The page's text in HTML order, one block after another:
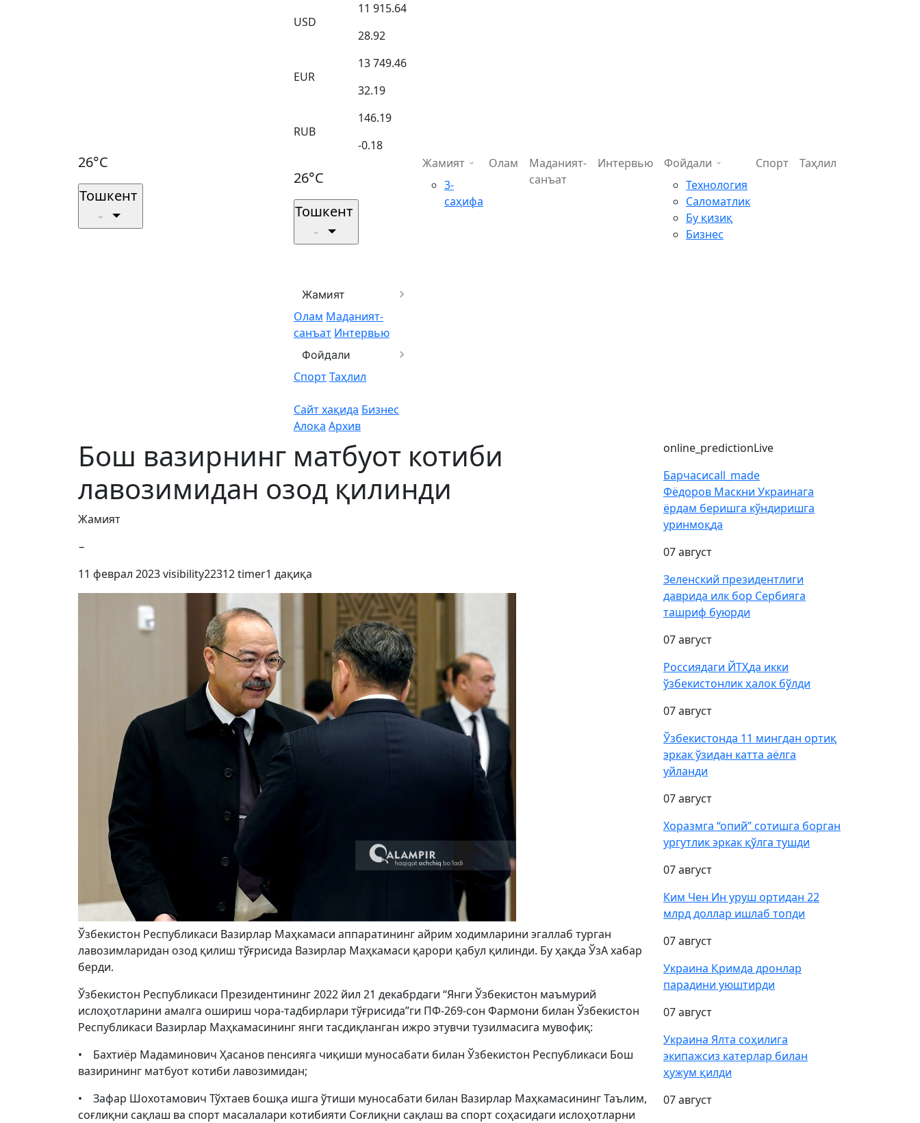
26°C
Тошкент
USD
11 915.64
28.92
EUR
13 749.46
32.19
RUB
146.19
-0.18
26°C
Тошкент
Жамият
Олам Маданият-
санъат Интервью
Фойдали
СпортТаҳлил
Сайт хақида Бизнес
Алоқа Архив
Жамият
3-
саҳифа
Олам
Маданият-
санъат
Интервью
Фойдали
Технология
Саломатлик
Бу қизиқ
Бизнес
Спорт Таҳлил
Бош вазирнинг матбуот котиби
лавозимидан озод қилинди
Жамият
−
11 феврал 2023visibility22312timer1 дақиқа
Ўзбекистон Республикаси Вазирлар Маҳкамаси аппаратининг айрим ходимларини эгаллаб турган
лавозимларидан озод қилиш тўғрисида Вазирлар Маҳкамаси қарори қабул қилинди. Бу ҳақда ЎзА хабар
берди.
Ўзбекиcтон Республикаси Президентининг 2022 йил 21 декабрдаги “Янги Ўзбекистон маъмурий
ислоҳотларини амалга ошириш чора-тадбирлари тўғрисида”ги ПФ-269-сон Фармони билан Ўзбекистон
Республикаси Вазирлар Маҳкамасининг янги тасдиқланган ижро этувчи тузилмасига мувофиқ:
• Бахтиёр Мадаминович Ҳасанов пенсияга чиқиши муносабати билан Ўзбекистон Республикаси Бош
вазирининг матбуот котиби лавозимидан;
• Зафар Шохотамович Тўхтаев бошқа ишга ўтиши муносабати билан Вазирлар Маҳкамасининг Таълим,
соғлиқни сақлаш ва спорт масалалари котибияти Соғлиқни сақлаш ва спорт соҳасидаги ислоҳотларни
online_predictionLive
Барчасиcall_made
Фёдоров Маскни Украинага
ёрдам беришга кўндиришга
уринмоқда
07 август
Зеленский президентлиги
даврида илк бор Сербияга
ташриф буюрди
07 август
Россиядаги ЙТҲда икки
ўзбекистонлик ҳалок бўлди
07 август
Ўзбекистонда 11 мингдан ортиқ
эркак ўзидан катта аёлга
уйланди
07 август
Хоразмга “опий” сотишга борган
ургутлик эркак қўлга тушди
07 август
Ким Чен Ин уруш ортидан 22
млрд доллар ишлаб топди
07 август
Украина Қримда дронлар
парадини уюштирди
07 август
Украина Ялта соҳилига
экипажсиз катерлар билан
ҳужум қилди
07 август